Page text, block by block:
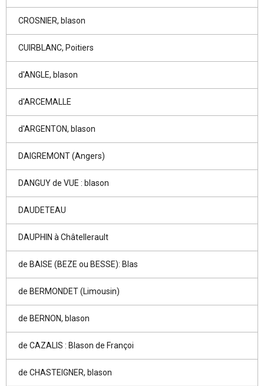
CROSNIER, blason
CUIRBLANC, Poitiers
d'ANGLE, blason
d'ARCEMALLE
d'ARGENTON, blason
DAIGREMONT (Angers)
DANGUY de VUE : blason
DAUDETEAU
DAUPHIN à Châtellerault
de BAISE (BEZE ou BESSE): Blas
de BERMONDET (Limousin)
de BERNON, blason
de CAZALIS : Blason de Françoi
de CHASTEIGNER, blason